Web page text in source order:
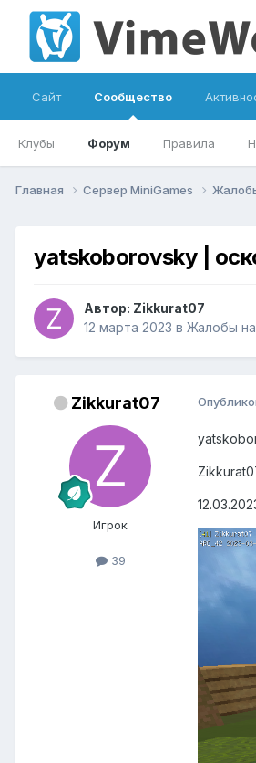
Сайт Сообщество
Клубы Форум Правила
Главная Сервер MiniGames
yatskoborovsky |
Автор: Zikkurat07
12 марта 2023 в Жалобы на
Zikkurat07
Игрок
39